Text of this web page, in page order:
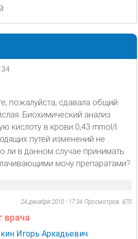
пожалуйста, сдавала общий
Биохимический анализ
кислоту в крови 0,43 mmol/l.
путей изменений не
ли в данном случае принимать
мочу препаратами?
24 декабря 2010 - 17:34 Просмотров: 870
врача
Игорь Аркадьевич